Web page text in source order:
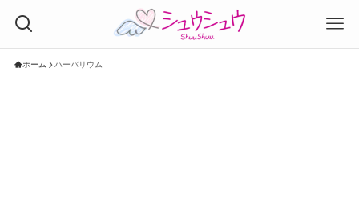
ホーム ハーバリウム